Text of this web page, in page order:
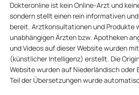
Dokteronline ist kein Online-Arzt und
sondern stellt einen rein informativen
bereit. Arztkonsultationen und Produkte
unabhängigen Ärzten bzw. Apotheken
und Videos auf dieser Website wurden
(künstlicher Intelligenz) erstellt. Die
Website wurden auf Niederländisch oder
Teil der Übersetzungen wurde